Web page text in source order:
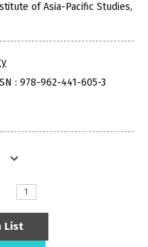
of Asia-Pacific Studies,
: 978-962-441-605-3
List